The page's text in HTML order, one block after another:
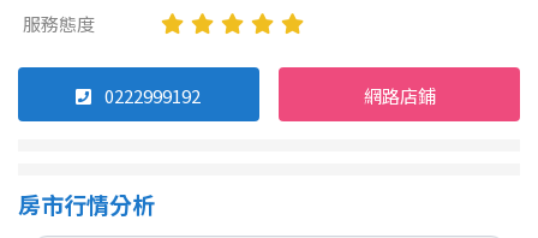
服務態度
0222999192 網路店鋪
房市行情分析